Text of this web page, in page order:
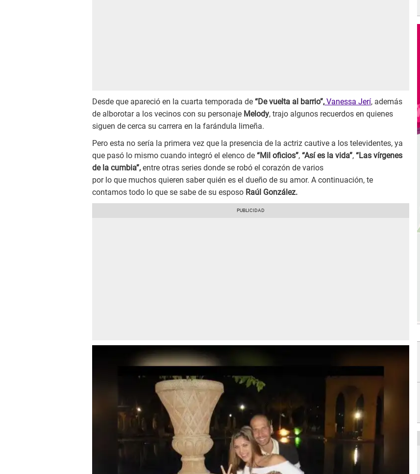
Desde que apareció en la cuarta temporada de “De vuelta al barrio”, Vanessa Jerí, además
de alborotar a los vecinos con su personaje Melody, trajo algunos recuerdos en quienes
siguen de cerca su carrera en la farándula limeña.
Pero esta no sería la primera vez que la presencia de la actriz cautive a los televidentes, ya
que pasó lo mismo cuando integró el elenco de “Mil oficios”, “Así es la vida”, “Las vírgenes
de la cumbia”, entre otras series donde se robó el corazón de varios
por lo que muchos quieren saber quién es el dueño de su amor. A continuación, te
contamos todo lo que se sabe de su esposo Raúl González.